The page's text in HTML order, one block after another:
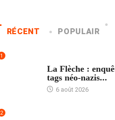
RÉCENT POPULAIR
1
La Flèche :
tags néo-nazis...
6 août 2026
2